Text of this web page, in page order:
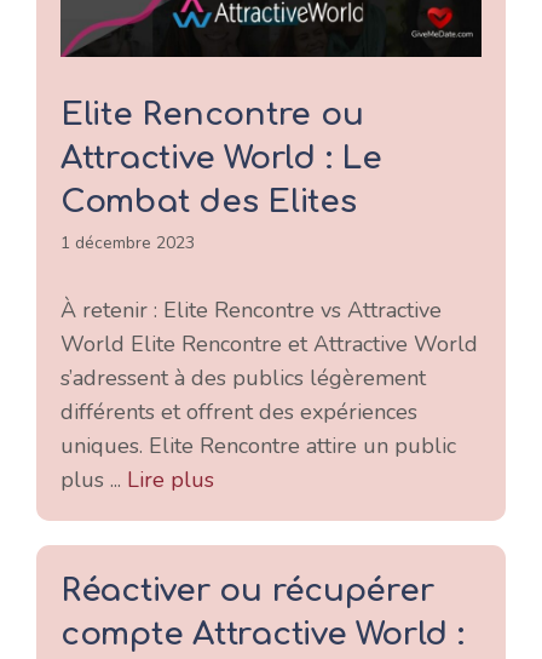
Elite Rencontre ou
Attractive World : Le
Combat des Elites
1 décembre 2023
À retenir : Elite Rencontre vs Attractive
World Elite Rencontre et Attractive World
s’adressent à des publics légèrement
différents et offrent des expériences
uniques. Elite Rencontre attire un public
plus ... Lire plus
Réactiver ou récupérer
compte Attractive World :